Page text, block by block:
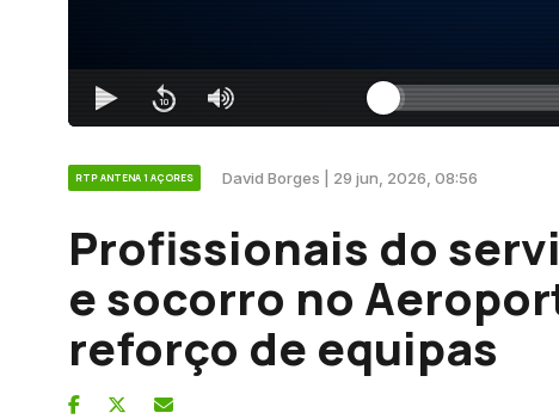
RTP ANTENA 1 AÇORES David Borges | 29 jun, 2026, 08:56
Profissionais do
e socorro no
reforço de equipas